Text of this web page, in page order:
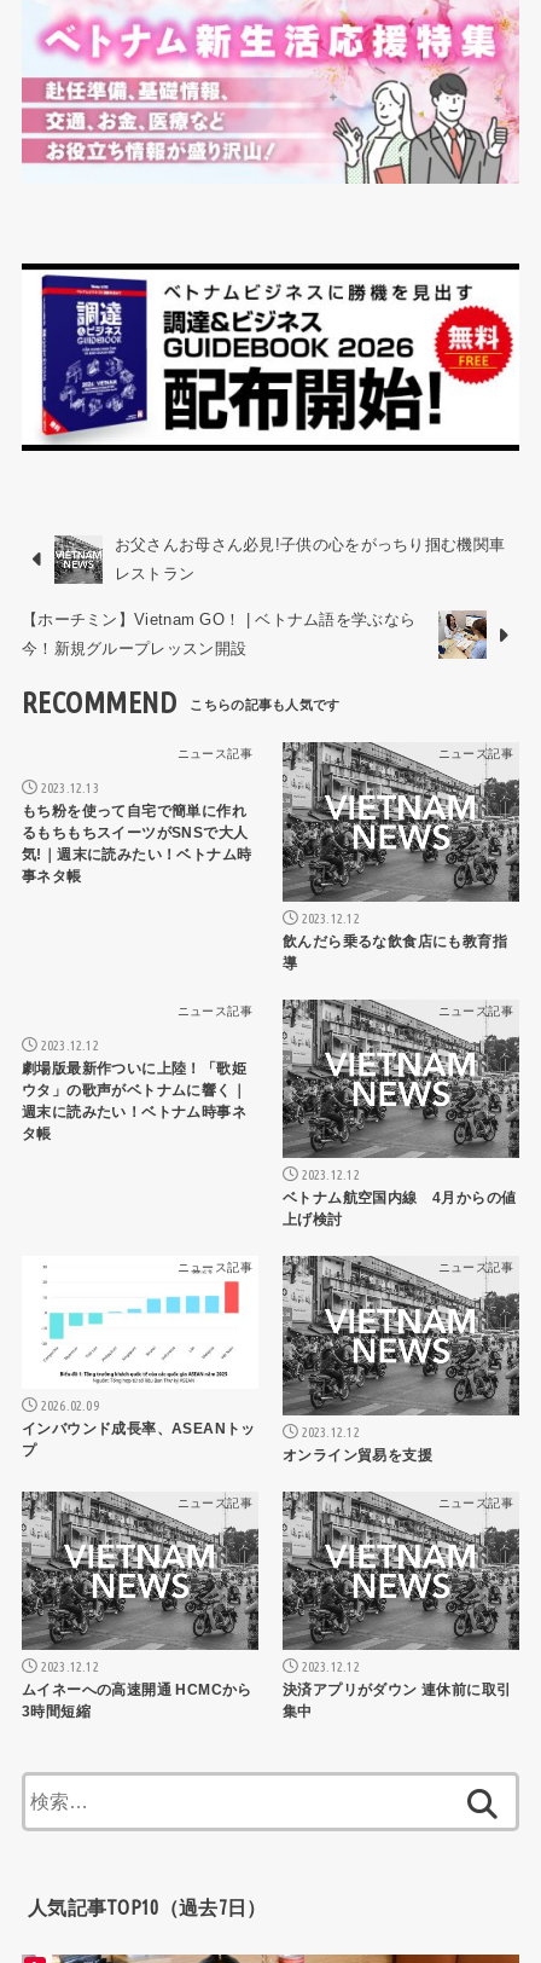
お父さんお母さん必見!子供の心をがっちり掴む機関車
レストラン
【ホーチミン】Vietnam GO！ | ベトナム語を学ぶなら
今！新規グループレッスン開設
RECOMMEND
ニュース記事
2023.12.13
もち粉を使って自宅で簡単に作れ
るもちもちスイーツがSNSで大人
気!｜週末に読みたい！ベトナム時
事ネタ帳
ニュース記事
2023.12.12
飲んだら乗るな飲食店にも教育指
導
ニュース記事
2023.12.12
劇場版最新作ついに上陸！「歌姫
ウタ」の歌声がベトナムに響く｜
週末に読みたい！ベトナム時事ネ
タ帳
ニュース記事
2023.12.12
ベトナム航空国内線 4月からの値
上げ検討
ニュース記事
2026.02.09
インバウンド成長率、ASEANトッ
プ
ニュース記事
2023.12.12
オンライン貿易を支援
ニュース記事
2023.12.12
ムイネーへの高速開通 HCMCから
3時間短縮
ニュース記事
2023.12.12
決済アプリがダウン 連休前に取引
集中
索:
人気記事TOP10（過去7日）